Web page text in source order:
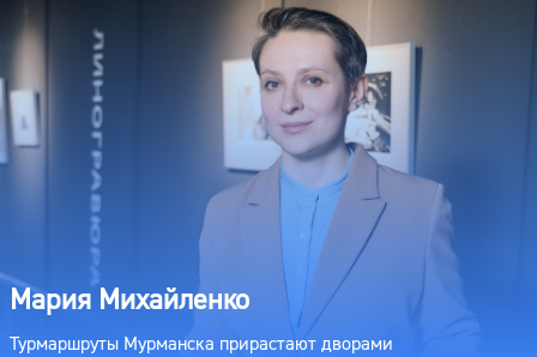
Мария Михайленко
Турмаршруты Мурманска прирастают дворами